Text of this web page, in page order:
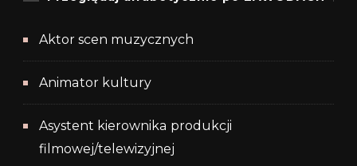
Aktor scen muzycznych
Animator kultury
Asystent kierownika produkcji
filmowej/telewizyjnej